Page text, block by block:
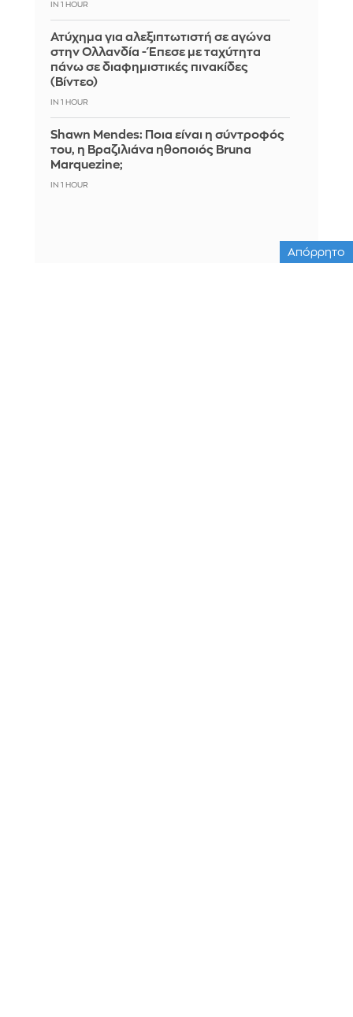
IN 1 HOUR
Ατύχημα για αλεξιπτωτιστή σε αγώνα
στην Ολλανδία - Έπεσε με ταχύτητα
πάνω σε διαφημιστικές πινακίδες
(Βίντεο)
IN 1 HOUR
Shawn Mendes: Ποια είναι η σύντροφός
του, η Βραζιλιάνα ηθοποιός Bruna
Marquezine;
IN 1 HOUR
Απόρρητο